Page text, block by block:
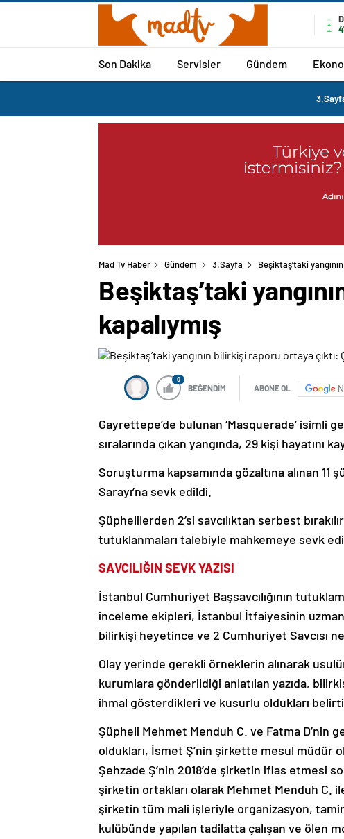
Son Dakika Servisler Gündem
Mad Tv Haber Gündem 3.Sayfa Beşiktaş’taki
Beşiktaş’taki
kapalıymış
0
BEĞENDİM ABONE OL
Gayrettepe’de bulunan ‘Masquerade’ isimli
sıralarında çıkan yangında, 29 kişi hayatını
Soruşturma kapsamında gözaltına alınan 11
Sarayı’na sevk edildi.
Şüphelilerden 2’si savcılıktan serbest
tutuklanmaları talebiyle mahkemeye sevk
SAVCILIĞIN SEVK YAZISI
İstanbul Cumhuriyet Başsavcılığının
inceleme ekipleri, İstanbul İtfaiyesinin
bilirkişi heyetince ve 2 Cumhuriyet Savcısı
Olay yerinde gerekli örneklerin alınarak
kurumlara gönderildiği anlatılan yazıda,
ihmal gösterdikleri ve kusurlu oldukları
Şüpheli Mehmet Menduh C. ve Fatma D’nin
oldukları, İsmet Ş’nin şirkette mesul müdür
Şehzade Ş’nin 2018’de şirketin iflas etmesi
şirketin ortakları olarak Mehmet Menduh C.
şirketin tüm mali işleriyle organizasyon,
kulübünde yapılan tadilatta çalışan ve ölen